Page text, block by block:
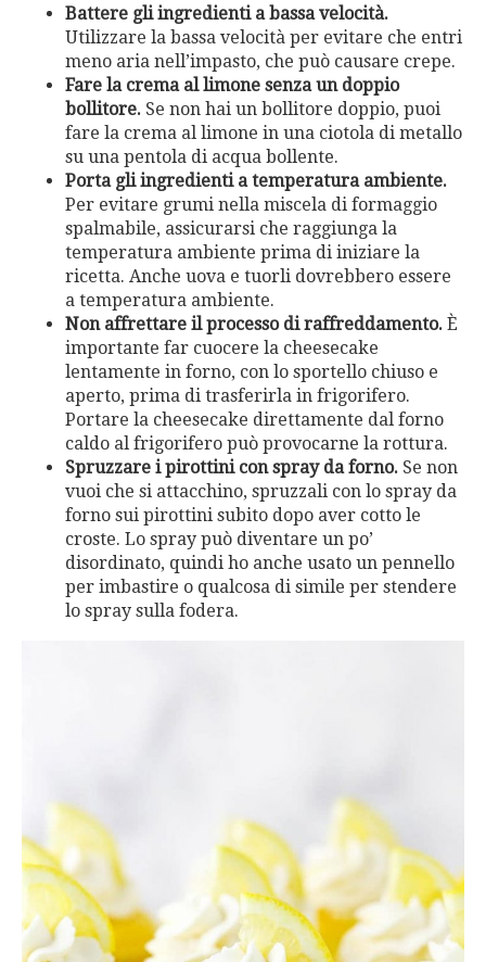
Battere gli ingredienti a bassa velocità.
Utilizzare la bassa velocità per evitare che entri
meno aria nell’impasto, che può causare crepe.
Fare la crema al limone senza un doppio
bollitore. Se non hai un bollitore doppio, puoi
fare la crema al limone in una ciotola di metallo
su una pentola di acqua bollente.
Porta gli ingredienti a temperatura ambiente.
Per evitare grumi nella miscela di formaggio
spalmabile, assicurarsi che raggiunga la
temperatura ambiente prima di iniziare la
ricetta. Anche uova e tuorli dovrebbero essere
a temperatura ambiente.
Non affrettare il processo di raffreddamento. È
importante far cuocere la cheesecake
lentamente in forno, con lo sportello chiuso e
aperto, prima di trasferirla in frigorifero.
Portare la cheesecake direttamente dal forno
caldo al frigorifero può provocarne la rottura.
Spruzzare i pirottini con spray da forno. Se non
vuoi che si attacchino, spruzzali con lo spray da
forno sui pirottini subito dopo aver cotto le
croste. Lo spray può diventare un po’
disordinato, quindi ho anche usato un pennello
per imbastire o qualcosa di simile per stendere
lo spray sulla fodera.